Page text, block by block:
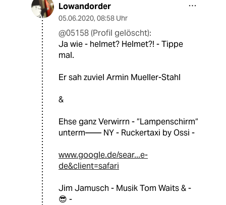
Lowandorder
05.06.2020, 08:58 Uhr
@05158 (Profil gelöscht):
Ja wie - helmet? Helmet?! - Tippe
mal.
Er sah zuviel Armin Mueller-Stahl
&
Ehse ganz Verwirrn - “Lampenschirm“
unterm—— NY - Ruckertaxi by Ossi -
www.google.de/sear...e-
de&client=safari
Jim Jamusch - Musik Tom Waits & -
😎 -